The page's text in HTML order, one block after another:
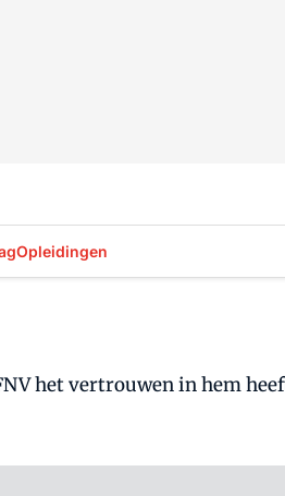
Opleidingen
het vertrouwen in hem